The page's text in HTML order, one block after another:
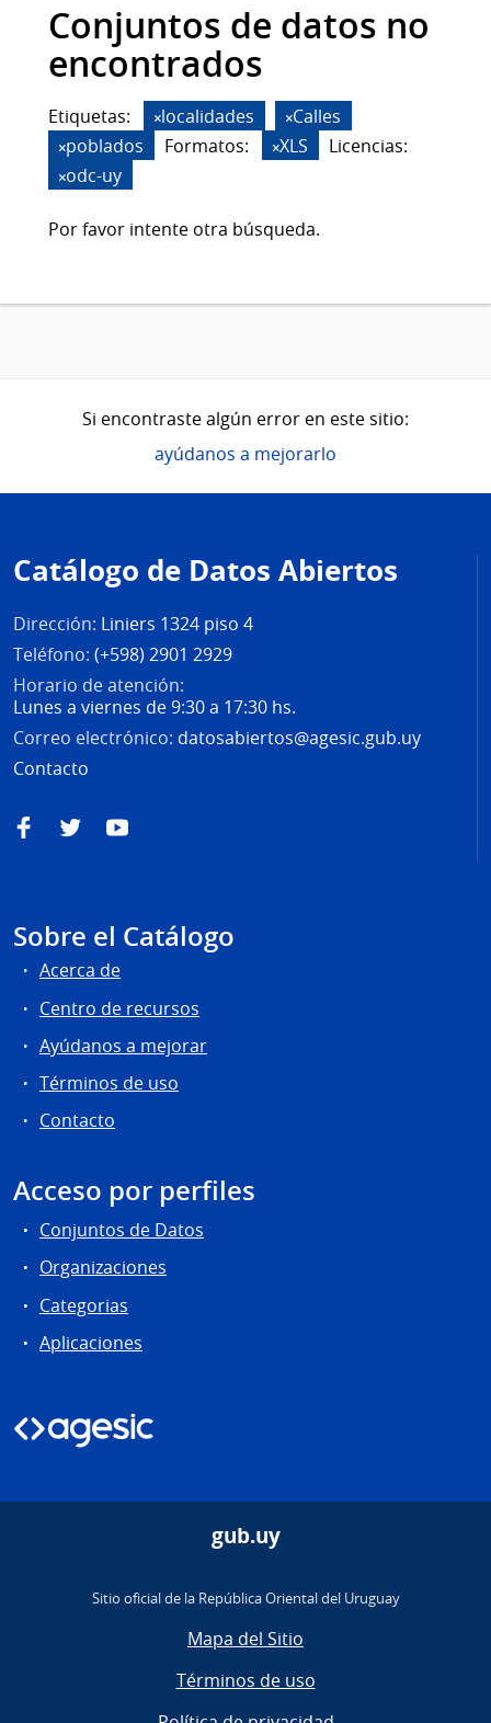
Conjuntos de datos no
encontrados
Etiquetas: localidades
Calles
poblados
Formatos: XLS
Licencias:
odc-uy
Por favor intente otra búsqueda.
Si encontraste algún error en este sitio:
ayúdanos a mejorarlo
de
página
Catálogo de Datos Abiertos
Dirección: Liniers 1324 piso 4
Teléfono: (+598) 2901 2929
Horario de atención:
Lunes a viernes de 9:30 a 17:30 hs.
Correo electrónico: datosabiertos@agesic.gub.uy
Contacto
FacebookTwitterYouTube
Sobre el Catálogo
Acerca de
Centro de recursos
Ayúdanos a mejorar
Términos de uso
Contacto
Acceso por perfiles
Conjuntos de Datos
Organizaciones
Categorias
Aplicaciones
gub.uy
Sitio oficial de la República Oriental del Uruguay
Mapa del Sitio
Términos de uso